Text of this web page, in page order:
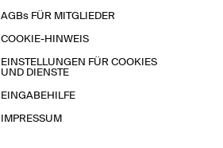
AGBs FÜR MITGLIEDER
COOKIE-HINWEIS
EINSTELLUNGEN FÜR COOKIES
UND DIENSTE
EINGABEHILFE
IMPRESSUM